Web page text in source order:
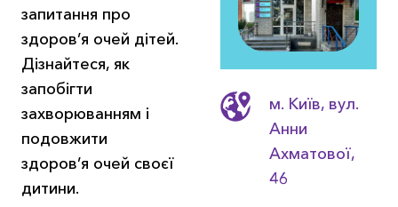
запитання про
здоров’я очей дітей.
Дізнайтеся, як
запобігти
захворюванням і
подовжити
здоров’я очей своєї
дитини.
м. Київ, вул.
Анни
Ахматовоï,
46